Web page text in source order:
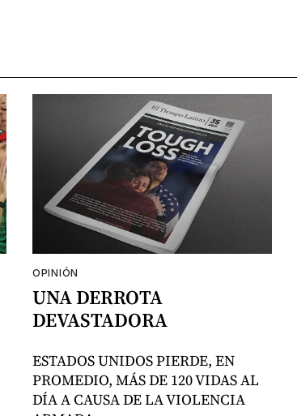
OPINIÓN
UNA DERROTA
DEVASTADORA
ESTADOS UNIDOS PIERDE, EN
PROMEDIO, MÁS DE 120 VIDAS AL
DÍA A CAUSA DE LA VIOLENCIA